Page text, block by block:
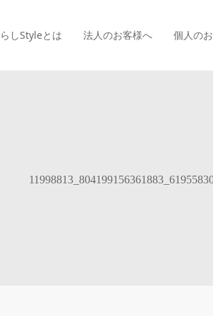
しStyleとは 法人のお客様へ 個人の